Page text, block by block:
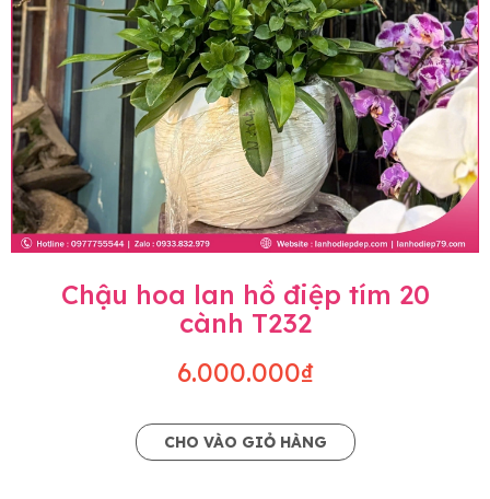
Chậu hoa lan hồ điệp tím 20
cành T232
6.000.000₫
CHO VÀO GIỎ HÀNG